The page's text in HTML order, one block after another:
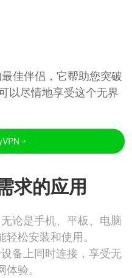
佳伴侣，它帮助您突破
以尽情地享受这个无界
求的应用
论是手机、平板、电脑
松安装和使用。
备上同时连接，享受无
验。